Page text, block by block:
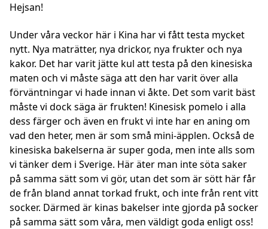
Hejsan!
Under våra veckor här i Kina har vi fått testa mycket
nytt. Nya maträtter, nya drickor, nya frukter och nya
kakor. Det har varit jätte kul att testa på den kinesiska
maten och vi måste säga att den har varit över alla
förväntningar vi hade innan vi åkte. Det som varit bäst
måste vi dock säga är frukten! Kinesisk pomelo i alla
dess färger och även en frukt vi inte har en aning om
vad den heter, men är som små mini-äpplen. Också de
kinesiska bakelserna är super goda, men inte alls som
vi tänker dem i Sverige. Här äter man inte söta saker
på samma sätt som vi gör, utan det som är sött här får
de från bland annat torkad frukt, och inte från rent vitt
socker. Därmed är kinas bakelser inte gjorda på socker
på samma sätt som våra, men väldigt goda enligt oss!